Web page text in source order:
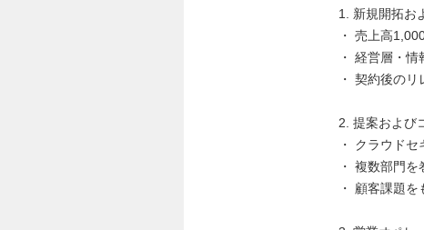
1. 新規開拓お
・ 売上高
・ 経営層・
・ 契約後の
2. 提案および
・ クラウド
・ 複数部門
・ 顧客課題